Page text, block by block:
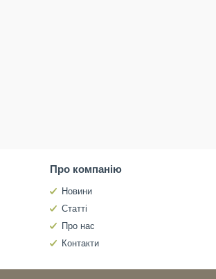
Про компанію
Новини
Статті
Про нас
Контакти